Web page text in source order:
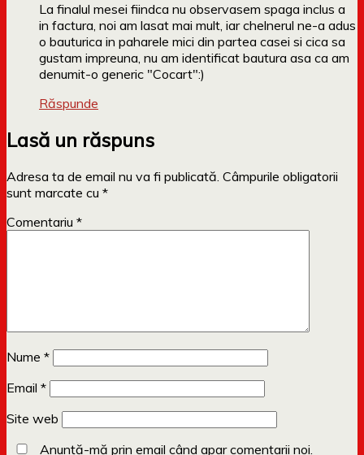
La finalul mesei fiindca nu observasem spaga inclus a
in factura, noi am lasat mai mult, iar chelnerul ne-a adus
o bauturica in paharele mici din partea casei si cica sa
gustam impreuna, nu am identificat bautura asa ca am
denumit-o generic "Cocart":)
Răspunde
Lasă un răspuns
Adresa ta de email nu va fi publicată. Câmpurile obligatorii
sunt marcate cu *
Comentariu *
Nume *
Email *
Site web
Anunță-mă prin email când apar comentarii noi.